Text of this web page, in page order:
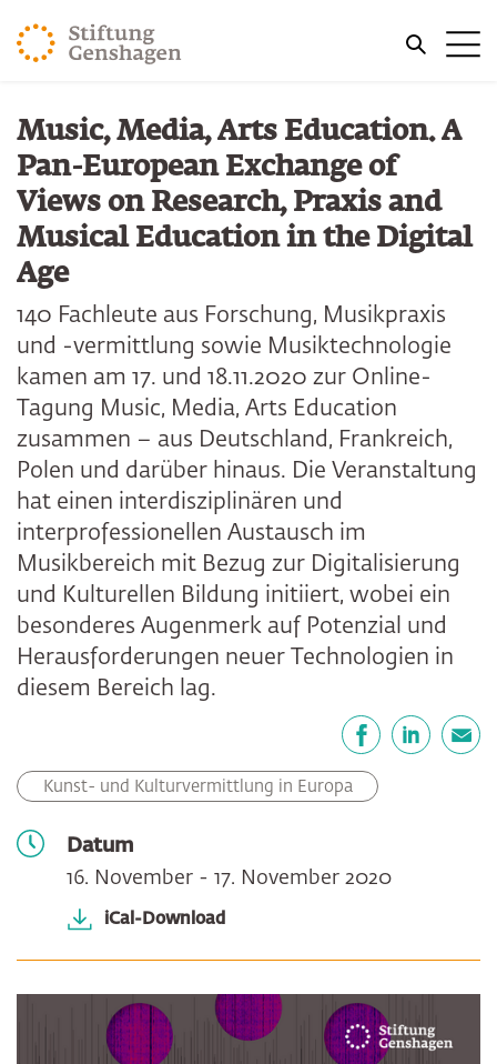
ZUM HAUPTINHALT SPRINGEN
ZUR SUCHE SPRINGEN
Music, Media, Arts Education. A
Pan-European Exchange of
Views on Research, Praxis and
Musical Education in the Digital
Age
140 Fachleute aus Forschung, Musikpraxis
und -vermittlung sowie Musiktechnologie
kamen am 17. und 18.11.2020 zur Online-
Tagung Music, Media, Arts Education
zusammen – aus Deutschland, Frankreich,
Polen und darüber hinaus. Die Veranstaltung
hat einen interdisziplinären und
interprofessionellen Austausch im
Musikbereich mit Bezug zur Digitalisierung
und Kulturellen Bildung initiiert, wobei ein
besonderes Augenmerk auf Potenzial und
Herausforderungen neuer Technologien in
diesem Bereich lag.
Kunst- und Kulturvermittlung in Europa
Datum
16. November - 17. November 2020
iCal-Download